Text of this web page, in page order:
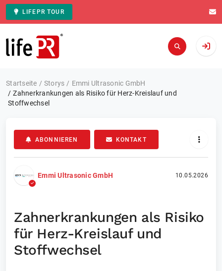
LIFEPR TOUR
Zur Startseite
Startseite Storys
Emmi Ultrasonic GmbH
Zahnerkrankungen als Risiko für Herz-Kreislauf und
Stoffwechsel
ABONNIEREN KONTAKT
Emmi Ultrasonic GmbH 10.05.2026
Zahnerkrankungen als Risiko
für Herz-Kreislauf und
Stoffwechsel